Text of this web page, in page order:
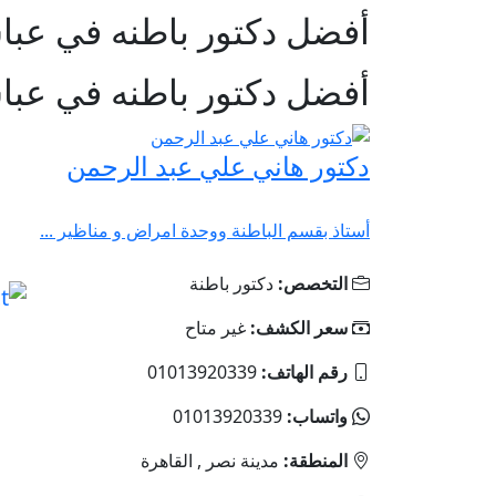
أفضل دكتور باطنه في
أفضل دكتور باطنه في
دكتور هاني علي عبد الرحمن
أستاذ بقسم الباطنة ووحدة امراض و مناظير ...
التخصص: دكتور باطنة
سعر الكشف: غير متاح
رقم الهاتف: ‎01013920339
واتساب: ‎01013920339
المنطقة: مدينة نصر , القاهرة